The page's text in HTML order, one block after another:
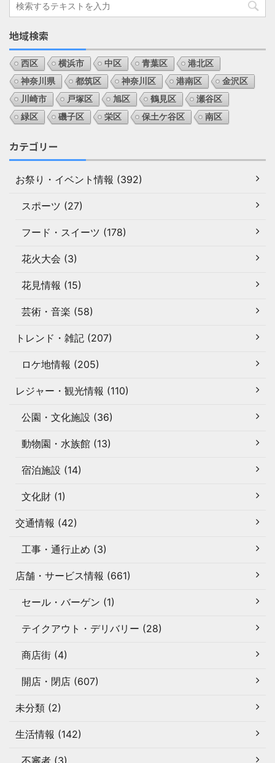
地域検索
西区 横浜市 中区 青葉区
港北区
神奈川県
都筑区 神奈川区 港南区
金沢区
川崎市
戸塚区 旭区 鶴見区
瀬谷区
緑区
磯子区 栄区 保土ケ谷区 南区
カテゴリー
お祭り・イベント情報 (392)
スポーツ (27)
フード・スイーツ (178)
花火大会 (3)
花見情報 (15)
芸術・音楽 (58)
トレンド・雑記 (207)
ロケ地情報 (205)
レジャー・観光情報 (110)
公園・文化施設 (36)
動物園・水族館 (13)
宿泊施設 (14)
文化財 (1)
交通情報 (42)
工事・通行止め (3)
店舗・サービス情報 (661)
セール・バーゲン (1)
テイクアウト・デリバリー (28)
商店街 (4)
開店・閉店 (607)
未分類 (2)
生活情報 (142)